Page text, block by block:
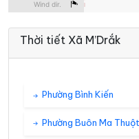
Thời tiết Xã M’Drắk
Phường Bình Kiến
Phường Buôn Ma Thuột